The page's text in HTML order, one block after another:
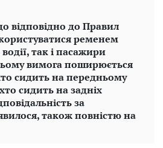
відповідно до Правил
ременем
так і пасажири
вимога поширюється
сидить на передньому
сидить на задніх
за
також повністю на